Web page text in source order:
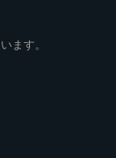
ます。